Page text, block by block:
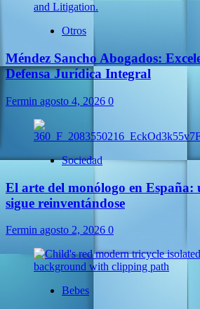
Otros
Méndez Sancho Abogados:
Defensa Jurídica Integral
Fermin agosto 4, 2026 0
Sociedad
El arte del monólogo en
sigue reinventándose
Fermin agosto 2, 2026 0
Bebes